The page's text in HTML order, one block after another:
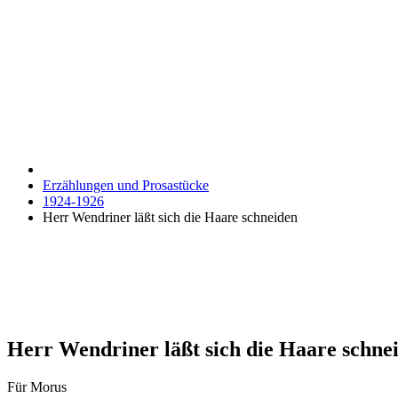
Erzählungen und Prosastücke
1924-1926
Herr Wendriner läßt sich die Haare schneiden
Herr Wendriner läßt sich die Haare
Für Morus